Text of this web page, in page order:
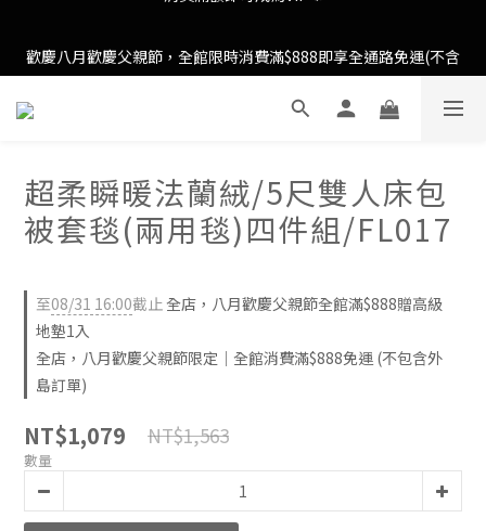
外島)📣
外島)📣
超柔瞬暖法蘭絨/5尺雙人床包
被套毯(兩用毯)四件組/FL017
至08/31 16:00截止 全店，八月歡慶父親節全館滿$888贈高級
地墊1入
全店，八月歡慶父親節限定｜全館消費滿$888免運 (不包含外
島訂單)
NT$1,079 NT$1,563
數量